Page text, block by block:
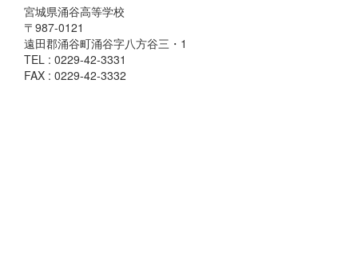
宮城県涌谷高等学校
〒987-0121
遠田郡涌谷町涌谷字八方谷三・1
TEL : 0229-42-3331
FAX : 0229-42-3332